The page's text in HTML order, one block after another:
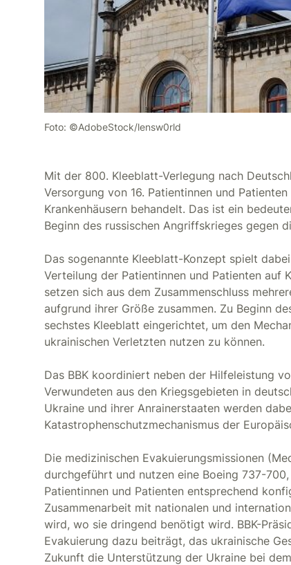
Foto: ©AdobeStock/lensw0rld
Mit der 800. Kleeblatt-Verlegung nach
Versorgung von 16. Patientinnen und
Krankenhäusern behandelt. Das ist ein
Beginn des russischen Angriffskrieges gegen
Das sogenannte Kleeblatt-Konzept spielt
Verteilung der Patientinnen und Patienten auf
setzen sich aus dem Zusammenschluss
aufgrund ihrer Größe zusammen. Zu Beginn
sechstes Kleeblatt eingerichtet, um den
ukrainischen Verletzten nutzen zu können.
Das BBK koordiniert neben der Hilfeleistung
Verwundeten aus den Kriegsgebieten in
Ukraine und ihrer Anrainerstaaten werden
Katastrophenschutzmechanismus der
Die medizinischen Evakuierungsmissionen
durchgeführt und nutzen eine Boeing 737-
Patientinnen und Patienten entsprechend
Zusammenarbeit mit nationalen und
wird, wo sie dringend benötigt wird. BBK-
Evakuierung dazu beiträgt, das ukrainische
Zukunft die Unterstützung der Ukraine bei